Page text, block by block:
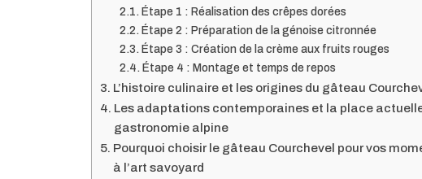
Étape 1 : Réalisation des crêpes dorées
Étape 2 : Préparation de la génoise citronnée
Étape 3 : Création de la crème aux fruits rouges
Étape 4 : Montage et temps de repos
L’histoire culinaire et les origines du gâteau
Les adaptations contemporaines et la place
gastronomie alpine
Pourquoi choisir le gâteau Courchevel pour vos
à l’art savoyard